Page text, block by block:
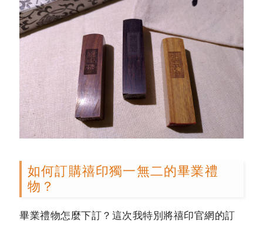
如何訂購禧印獨一無二的畢業禮
物？
畢業禮物怎麼下訂？這次我特別將禧印官網的訂